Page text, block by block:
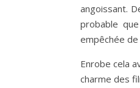
angoissant.
probable
empêchée de
Enrobe cela
charme des